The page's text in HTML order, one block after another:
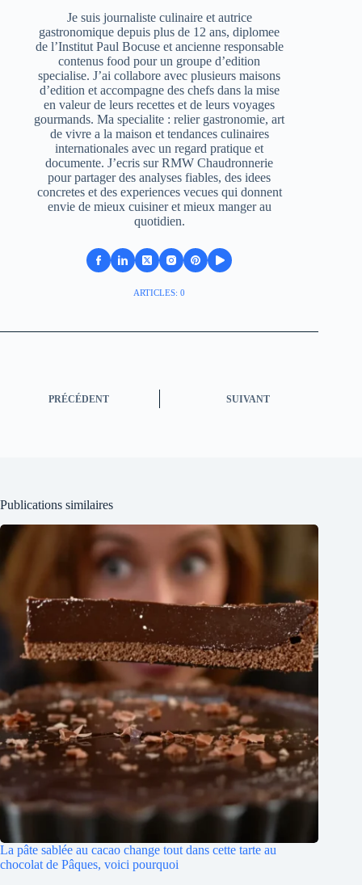
Je suis journaliste culinaire et autrice
gastronomique depuis plus de 12 ans, diplomee
de l’Institut Paul Bocuse et ancienne responsable
contenus food pour un groupe d’edition
specialise. J’ai collabore avec plusieurs maisons
d’edition et accompagne des chefs dans la mise
en valeur de leurs recettes et de leurs voyages
gourmands. Ma specialite : relier gastronomie, art
de vivre a la maison et tendances culinaires
internationales avec un regard pratique et
documente. J’ecris sur RMW Chaudronnerie
pour partager des analyses fiables, des idees
concretes et des experiences vecues qui donnent
envie de mieux cuisiner et mieux manger au
quotidien.
ARTICLES: 0
PRÉCÉDENT SUIVANT
Publications similaires
La pâte sablée au cacao change tout dans cette tarte au
chocolat de Pâques, voici pourquoi